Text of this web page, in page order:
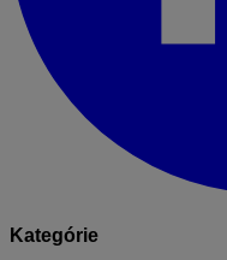
Kategórie